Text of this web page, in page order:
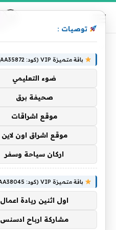
توصيات :
باقة متميزة VIP (كود: AA35872):
ضوء التعليمي
صحيفة برق
موقع اشراقات
موقع اشراق اون لاين
اركان سياحة وسفر
باقة متميزة VIP (كود: AA38045):
اول اثنين ريادة اعمال
مشاركة ارباح ادسنس